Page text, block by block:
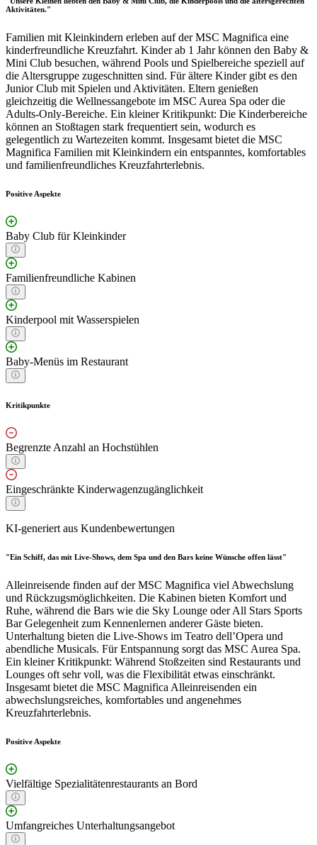
Aktivitäten."
Familien mit Kleinkindern erleben auf der MSC Magnifica eine
kinderfreundliche Kreuzfahrt. Kinder ab 1 Jahr können den Baby &
Mini Club besuchen, während Pools und Spielbereiche speziell auf
die Altersgruppe zugeschnitten sind. Für ältere Kinder gibt es den
Junior Club mit Spielen und Aktivitäten. Eltern genießen
gleichzeitig die Wellnessangebote im MSC Aurea Spa oder die
Adults-Only-Bereiche. Ein kleiner Kritikpunkt: Die Kinderbereiche
können an Stoßtagen stark frequentiert sein, wodurch es
gelegentlich zu Wartezeiten kommt. Insgesamt bietet die MSC
Magnifica Familien mit Kleinkindern ein entspanntes, komfortables
und familienfreundliches Kreuzfahrterlebnis.
Positive Aspekte
Baby Club für Kleinkinder
Familienfreundliche Kabinen
Kinderpool mit Wasserspielen
Baby-Menüs im Restaurant
Kritikpunkte
Begrenzte Anzahl an Hochstühlen
Eingeschränkte Kinderwagenzugänglichkeit
KI-generiert aus Kundenbewertungen
"Ein Schiff, das mit Live-Shows, dem Spa und den Bars keine Wünsche offen lässt"
Alleinreisende finden auf der MSC Magnifica viel Abwechslung
und Rückzugsmöglichkeiten. Die Kabinen bieten Komfort und
Ruhe, während die Bars wie die Sky Lounge oder All Stars Sports
Bar Gelegenheit zum Kennenlernen anderer Gäste bieten.
Unterhaltung bieten die Live-Shows im Teatro dell’Opera und
abendliche Musicals. Für Entspannung sorgt das MSC Aurea Spa.
Ein kleiner Kritikpunkt: Während Stoßzeiten sind Restaurants und
Lounges oft sehr voll, was die Flexibilität etwas einschränkt.
Insgesamt bietet die MSC Magnifica Alleinreisenden ein
abwechslungsreiches, komfortables und angenehmes
Kreuzfahrterlebnis.
Positive Aspekte
Vielfältige Spezialitätenrestaurants an Bord
Umfangreiches Unterhaltungsangebot